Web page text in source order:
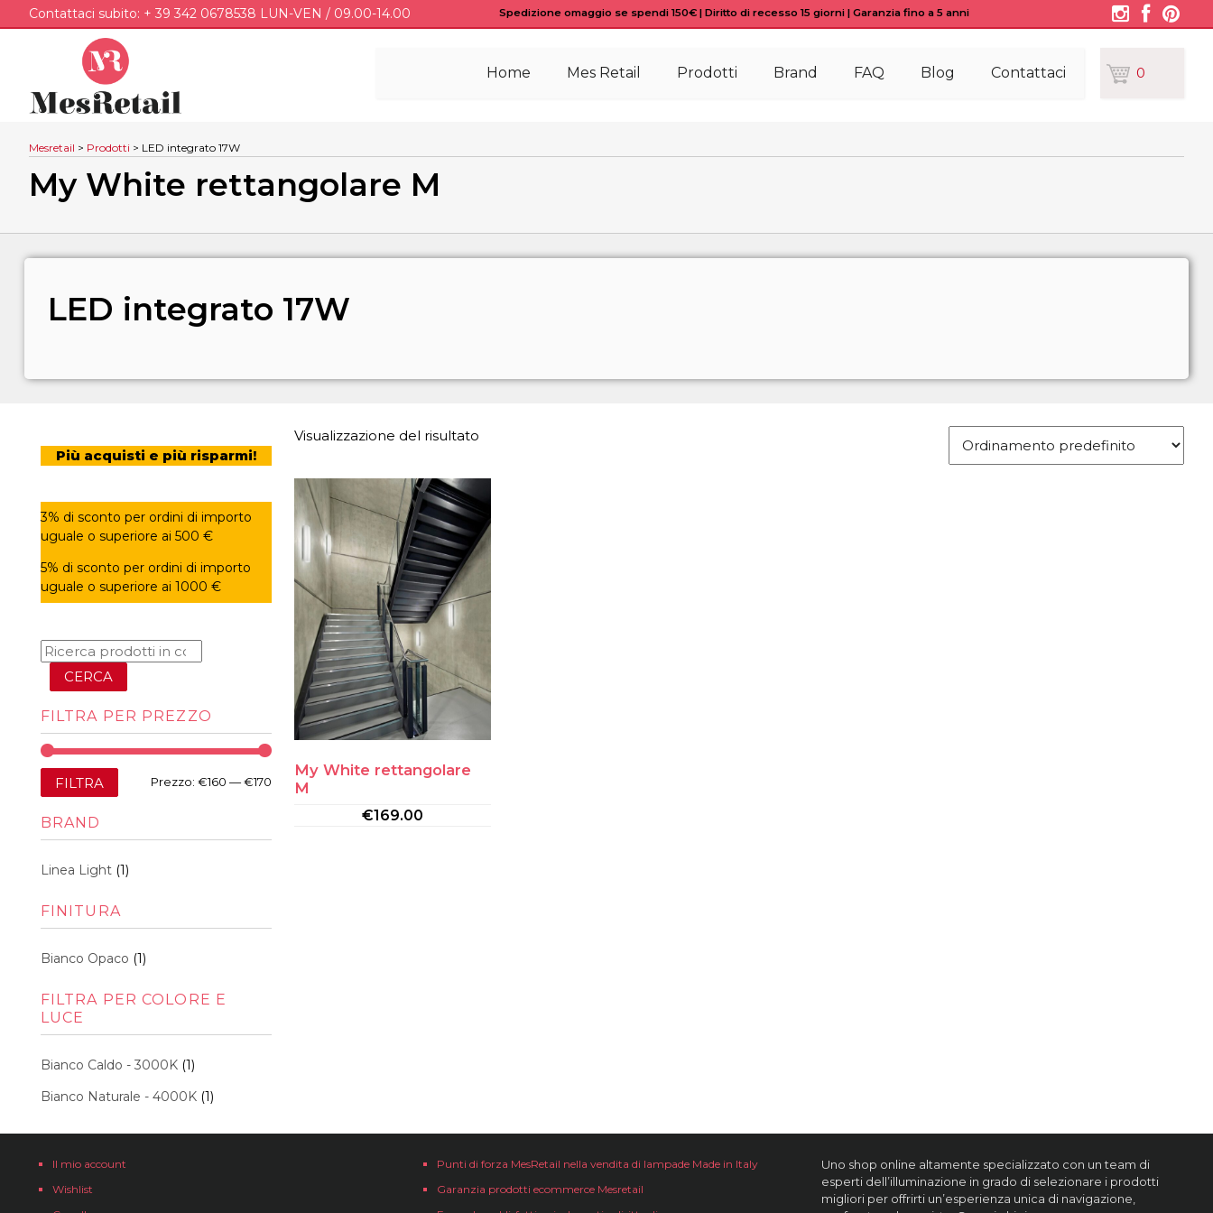
Contattaci subito: + 39 342 0678538 LUN-VEN / 09.00-14.00 Spedizione omaggio se spendi 150€ | Diritto di recesso 15 giorni | Garanzia fino a 5 anni
Home Mes Retail Prodotti Brand FAQ Blog Contattaci 0
Mesretail > Prodotti > LED integrato 17W
My White rettangolare M
LED integrato 17W
Visualizzazione del risultato
My White rettangolare
M
€169.00
Più acquisti e più risparmi!
3% di sconto per ordini di importo
uguale o superiore ai 500 €
5% di sconto per ordini di importo
uguale o superiore ai 1000 €
CERCA
FILTRA PER PREZZO
Prezzo
Prezzo
FILTRA Prezzo: €160 —€170
BRAND
Linea Light (1)
FINITURA
Bianco Opaco (1)
FILTRA PER COLORE E
LUCE
Bianco Caldo - 3000K (1)
Bianco Naturale - 4000K (1)
Il mio account
Wishlist
Punti di forza MesRetail nella vendita di lampade Made in Italy
Garanzia prodotti ecommerce Mesretail
Uno shop online altamente specializzato con un team di
esperti dell’illuminazione in grado di selezionare i prodotti
migliori per offrirti un’esperienza unica di navigazione,